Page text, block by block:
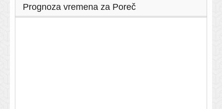
Prognoza vremena za Poreč